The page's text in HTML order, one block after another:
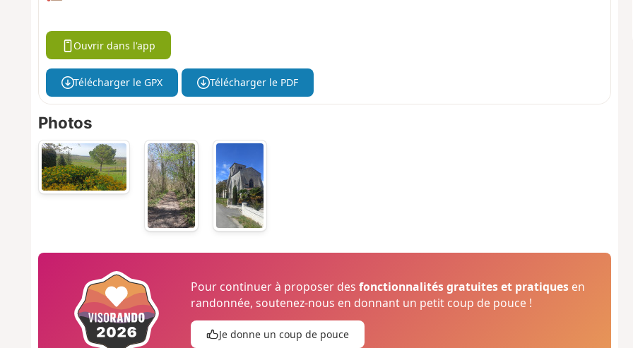
Ouvrir dans l'app
Télécharger le GPX Télécharger le PDF
Photos
Pour continuer à proposer desfonctionnalités gratuites et pratiques en
randonnée, soutenez-nous en donnant un petit coup de pouce !
Je donne un coup de pouce